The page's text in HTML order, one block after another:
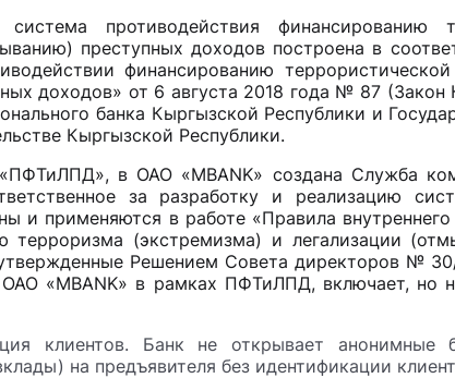
противодействия финансированию
преступных доходов построена в
финансированию
доходов» от 6 августа 2018 года № 87
банка Кыргызской Республики и
Кыргызской Республики.
в ОАО «MBANK» создана Служба
за разработку и реализацию
и применяются в работе «Правила внутреннего
терроризма (экстремизма) и легализации
Решением Совета директоров №
«MBANK» в рамках ПФТиЛПД, включает, но
клиентов. Банк не открывает анонимные
на предъявителя без идентификации